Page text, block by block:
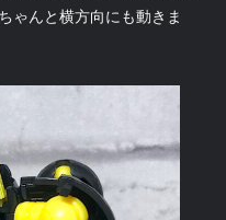
ゃんと横方向にも動きま